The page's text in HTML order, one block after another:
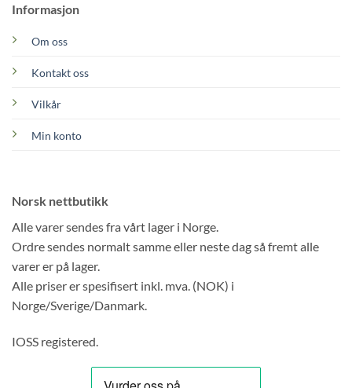
Informasjon
Om oss
Kontakt oss
Vilkår
Min konto
Norsk nettbutikk
Alle varer sendes fra vårt lager i Norge.
Ordre sendes normalt samme eller neste dag så fremt alle
varer er på lager.
Alle priser er spesifisert inkl. mva. (NOK) i
Norge/Sverige/Danmark.
IOSS registered.